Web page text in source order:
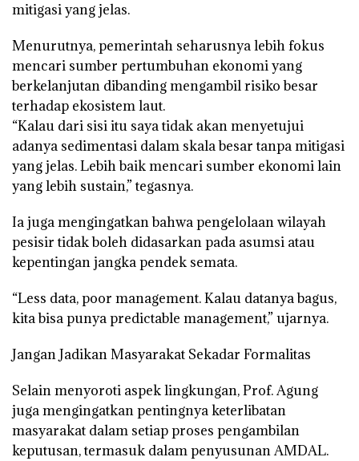
mitigasi yang jelas.
Menurutnya, pemerintah seharusnya lebih fokus
mencari sumber pertumbuhan ekonomi yang
berkelanjutan dibanding mengambil risiko besar
terhadap ekosistem laut.
“Kalau dari sisi itu saya tidak akan menyetujui
adanya sedimentasi dalam skala besar tanpa mitigasi
yang jelas. Lebih baik mencari sumber ekonomi lain
yang lebih sustain,” tegasnya.
Ia juga mengingatkan bahwa pengelolaan wilayah
pesisir tidak boleh didasarkan pada asumsi atau
kepentingan jangka pendek semata.
“Less data, poor management. Kalau datanya bagus,
kita bisa punya predictable management,” ujarnya.
Jangan Jadikan Masyarakat Sekadar Formalitas
Selain menyoroti aspek lingkungan, Prof. Agung
juga mengingatkan pentingnya keterlibatan
masyarakat dalam setiap proses pengambilan
keputusan, termasuk dalam penyusunan AMDAL.